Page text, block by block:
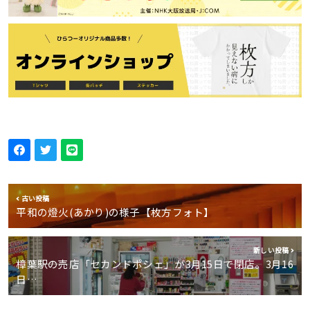
古い投稿
平和の燈火(あかり)の様子【枚方フォト】
新しい投稿
樟葉駅の売店「セカンドポシェ」が3月15日で閉店。3月16
日…